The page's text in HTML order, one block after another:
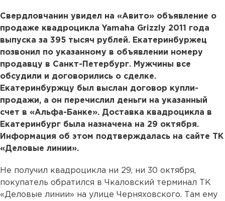
Свердловчанин увидел на «Авито» объявление о
продаже квадроцикла Yamaha Grizzly 2011 года
выпуска за 395 тысяч рублей. Екатеринбуржец
позвонил по указанному в объявлении номеру
продавцу в Санкт-Петербург. Мужчины все
обсудили и договорились о сделке.
Екатеринбуржцу был выслан договор купли-
продажи, а он перечислил деньги на указанный
счет в «Альфа-Банке». Доставка квадроцикла в
Екатеринбург была назначена на 29 октября.
Информация об этом подтверждалась на сайте ТК
«Деловые линии».
Не получил квадроцикла ни 29, ни 30 октября,
покупатель обратился в Чкаловский терминал ТК
«Деловые линии» на улице Черняховского. Там ему